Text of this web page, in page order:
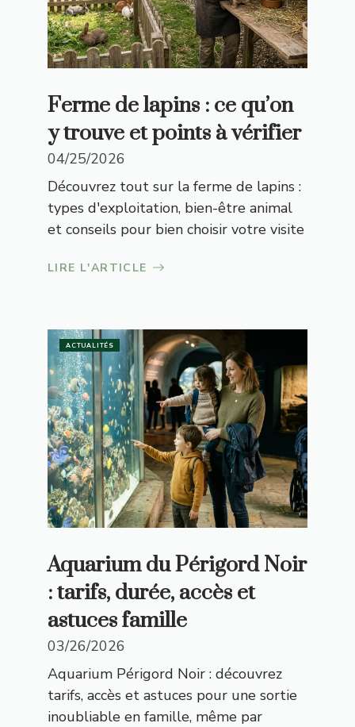
Ferme de lapins : ce qu’on
y trouve et points à vérifier
04/25/2026
Découvrez tout sur la ferme de lapins :
types d'exploitation, bien-être animal
et conseils pour bien choisir votre visite
LIRE L'ARTICLE
ACTUALITÉS
Aquarium du Périgord Noir
: tarifs, durée, accès et
astuces famille
03/26/2026
Aquarium Périgord Noir : découvrez
tarifs, accès et astuces pour une sortie
inoubliable en famille, même par